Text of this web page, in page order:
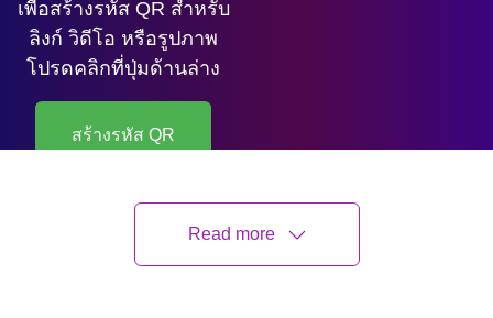
เพื่อสร้างรหัส QR สำหรับ
ลิงก์ วิดีโอ หรือรูปภาพ
โปรดคลิกที่ปุ่มด้านล่าง
สร้างรหัส QR
อัปเดตล่าสุด
Read more